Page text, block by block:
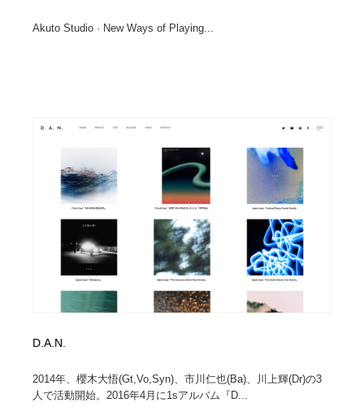
Akuto Studio · New Ways of Playing...
D.A.N.
2014年、櫻木大悟(Gt,Vo,Syn)、市川仁也(Ba)、川上輝(Dr)の3
人で活動開始。2016年4月に1sアルバム『D...